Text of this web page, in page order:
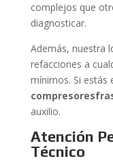
complejos que
diagnosticar.
Además, nuestra
refacciones a
mínimos. Si estás
auxilio.
Atención
Técnico